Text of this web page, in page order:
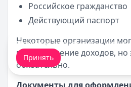
Российское гражданство
Действующий паспорт
Некоторые организации
подтверждение доходов, но
обязательно.
Мы обрабатываем ваши
Принять